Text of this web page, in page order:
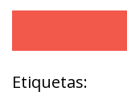
Etiquetas: